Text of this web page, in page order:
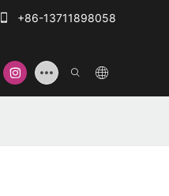
+86-13711898058